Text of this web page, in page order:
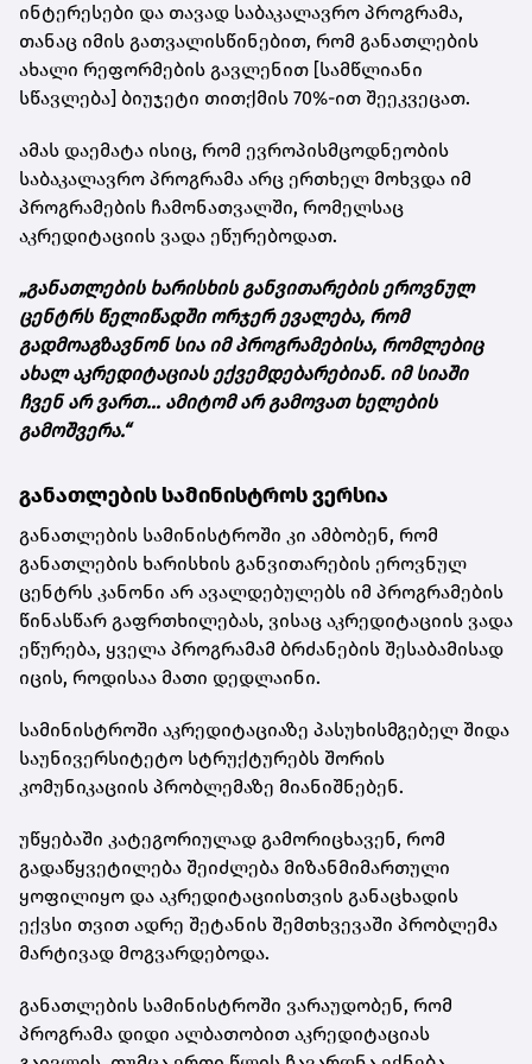
ინტერესები და თავად საბაკალავრო პროგრამა,
თანაც იმის გათვალისწინებით, რომ განათლების
ახალი რეფორმების გავლენით [სამწლიანი
სწავლება] ბიუჯეტი თითქმის 70%-ით შეეკვეცათ.
ამას დაემატა ისიც, რომ ევროპისმცოდნეობის
საბაკალავრო პროგრამა არც ერთხელ მოხვდა იმ
პროგრამების ჩამონათვალში, რომელსაც
აკრედიტაციის ვადა ეწურებოდათ.
„განათლების ხარისხის განვითარების ეროვნულ
ცენტრს წელიწადში ორჯერ ევალება, რომ
გადმოაგზავნონ სია იმ პროგრამებისა, რომლებიც
ახალ აკრედიტაციას ექვემდებარებიან. იმ სიაში
ჩვენ არ ვართ... ამიტომ არ გამოვათ ხელების
გამოშვერა.“
განათლების სამინისტროს ვერსია
განათლების სამინისტროში კი ამბობენ, რომ
განათლების ხარისხის განვითარების ეროვნულ
ცენტრს კანონი არ ავალდებულებს იმ პროგრამების
წინასწარ გაფრთხილებას, ვისაც აკრედიტაციის ვადა
ეწურება, ყველა პროგრამამ ბრძანების შესაბამისად
იცის, როდისაა მათი დედლაინი.
სამინისტროში აკრედიტაციაზე პასუხისმგებელ შიდა
საუნივერსიტეტო სტრუქტურებს შორის
კომუნიკაციის პრობლემაზე მიანიშნებენ.
უწყებაში კატეგორიულად გამორიცხავენ, რომ
გადაწყვეტილება შეიძლება მიზანმიმართული
ყოფილიყო და აკრედიტაციისთვის განაცხადის
ექვსი თვით ადრე შეტანის შემთხვევაში პრობლემა
მარტივად მოგვარდებოდა.
განათლების სამინისტროში ვარაუდობენ, რომ
პროგრამა დიდი ალბათობით აკრედიტაციას